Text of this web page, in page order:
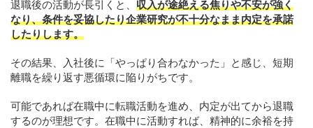
退職後の活動が長引くと、 収入が途絶える焦りや不安が強く
なり、条件を妥協したり企業研究が不十分なまま内定を承諾
したりします。
その結果、入社後に「やっぱり合わなかった」と感じ、短期
離職を繰り返す悪循環に陥りがちです。
可能であれば在職中に転職活動を進め、内定が出てから退職
するのが理想です。在職中に活動すれば、精神的に余裕を持